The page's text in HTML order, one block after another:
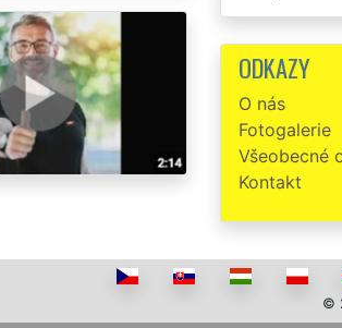
STĚHOVÁNÍ,
ODKAZY
O nás
Fotogalerie
Všeobecné
Kontakt
©